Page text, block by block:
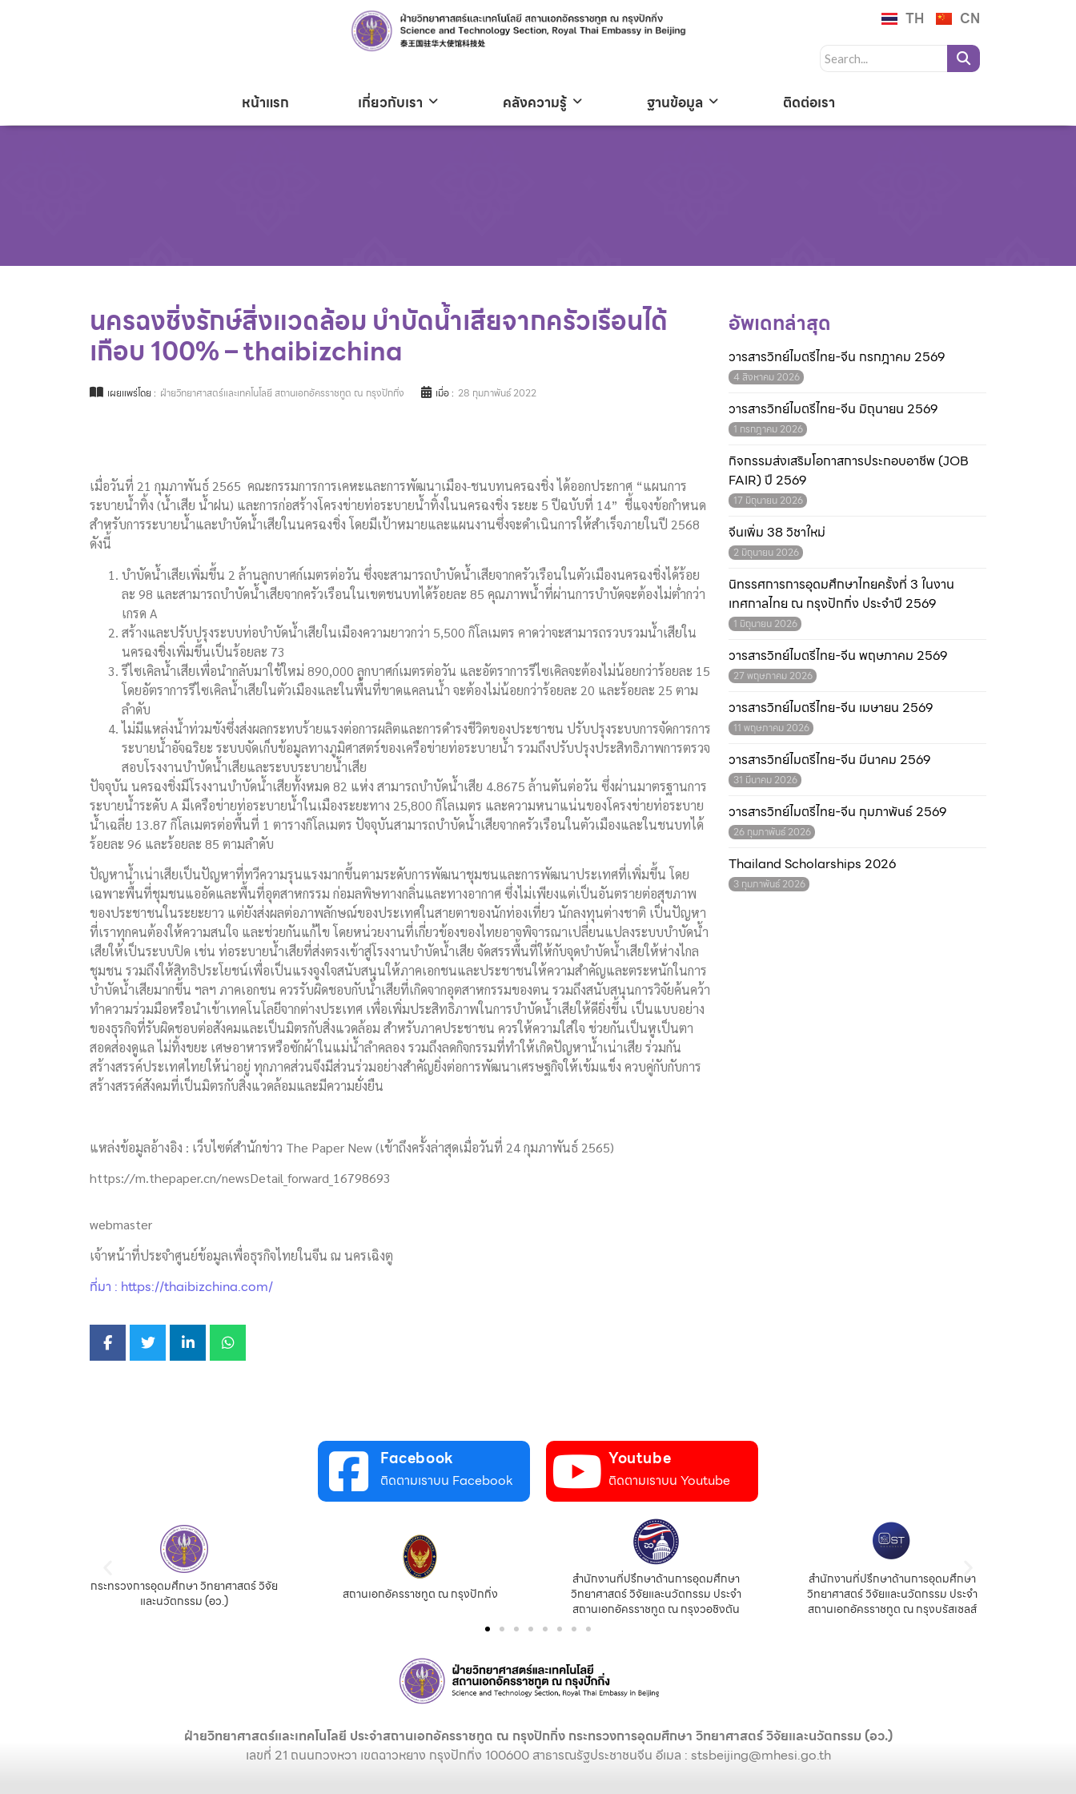
TH CN
หน้าแรก เกี่ยวกับเรา คลังความรู้ ฐานข้อมูล ติดต่อเรา
นครฉงชิ่งรักษ์สิ่งแวดล้อม บำบัดน้ำเสียจากครัวเรือนได้
เกือบ 100% – thaibizchina
เผยแพร่โดย : ฝ่ายวิทยาศาสตร์และเทคโนโลยี สถานเอกอัครราชทูต ณ กรุงปักกิ่ง เมื่อ : 28 กุมภาพันธ์ 2022
เมื่อวันที่ 21 กุมภาพันธ์ 2565 คณะกรรมการการเคหะและการพัฒนาเมือง-ชนบทนครฉงชิ่ง ได้ออกประกาศ “แผนการ
ระบายน้ำทิ้ง (น้ำเสีย น้ำฝน) และการก่อสร้างโครงข่ายท่อระบายน้ำทิ้งในนครฉงชิ่ง ระยะ 5 ปีฉบับที่ 14” ชี้แจงข้อกำหนด
สำหรับการระบายน้ำและบำบัดน้ำเสียในนครฉงชิ่ง โดยมีเป้าหมายและแผนงานซึ่งจะดำเนินการให้สำเร็จภายในปี 2568
ดังนี้
บำบัดน้ำเสียเพิ่มขึ้น 2 ล้านลูกบาศก์เมตรต่อวัน ซึ่งจะสามารถบำบัดน้ำเสียจากครัวเรือนในตัวเมืองนครฉงชิ่งได้ร้อย
ละ 98 และสามารถบำบัดน้ำเสียจากครัวเรือนในเขตชนบทได้ร้อยละ 85 คุณภาพน้ำที่ผ่านการบำบัดจะต้องไม่ต่ำกว่า
เกรด A
สร้างและปรับปรุงระบบท่อบำบัดน้ำเสียในเมืองความยาวกว่า 5,500 กิโลเมตร คาดว่าจะสามารถรวบรวมน้ำเสียใน
นครฉงชิ่งเพิ่มขึ้นเป็นร้อยละ 73
รีไซเคิลน้ำเสียเพื่อนำกลับมาใช้ใหม่ 890,000 ลูกบาศก์เมตรต่อวัน และอัตราการรีไซเคิลจะต้องไม่น้อยกว่าร้อยละ 15
โดยอัตราการรีไซเคิลน้ำเสียในตัวเมืองและในพื้นที่ขาดแคลนน้ำ จะต้องไม่น้อยกว่าร้อยละ 20 และร้อยละ 25 ตาม
ลำดับ
ไม่มีแหล่งน้ำท่วมขังซึ่งส่งผลกระทบร้ายแรงต่อการผลิตและการดำรงชีวิตของประชาชน ปรับปรุงระบบการจัดการการ
ระบายน้ำอัจฉริยะ ระบบจัดเก็บข้อมูลทางภูมิศาสตร์ของเครือข่ายท่อระบายน้ำ รวมถึงปรับปรุงประสิทธิภาพการตรวจ
สอบโรงงานบำบัดน้ำเสียและระบบระบายน้ำเสีย
ปัจจุบัน นครฉงชิ่งมีโรงงานบำบัดน้ำเสียทั้งหมด 82 แห่ง สามารถบำบัดน้ำเสีย 4.8675 ล้านตันต่อวัน ซึ่งผ่านมาตรฐานการ
ระบายน้ำระดับ A มีเครือข่ายท่อระบายน้ำในเมืองระยะทาง 25,800 กิโลเมตร และความหนาแน่นของโครงข่ายท่อระบาย
น้ำเฉลี่ย 13.87 กิโลเมตรต่อพื้นที่ 1 ตารางกิโลเมตร ปัจจุบันสามารถบำบัดน้ำเสียจากครัวเรือนในตัวเมืองและในชนบทได้
ร้อยละ 96 และร้อยละ 85 ตามลำดับ
ปัญหาน้ำเน่าเสียเป็นปัญหาที่ทวีความรุนแรงมากขึ้นตามระดับการพัฒนาชุมชนและการพัฒนาประเทศที่เพิ่มขึ้น โดย
เฉพาะพื้นที่ชุมชนแออัดและพื้นที่อุตสาหกรรม ก่อมลพิษทางกลิ่นและทางอากาศ ซึ่งไม่เพียงแต่เป็นอันตรายต่อสุขภาพ
ของประชาชนในระยะยาว แต่ยังส่งผลต่อภาพลักษณ์ของประเทศในสายตาของนักท่องเที่ยว นักลงทุนต่างชาติ เป็นปัญหา
ที่เราทุกคนต้องให้ความสนใจ และช่วยกันแก้ไข โดยหน่วยงานที่เกี่ยวข้องของไทยอาจพิจารณาเปลี่ยนแปลงระบบบำบัดน้ำ
เสียให้เป็นระบบปิด เช่น ท่อระบายน้ำเสียที่ส่งตรงเข้าสู่โรงงานบำบัดน้ำเสีย จัดสรรพื้นที่ให้กับจุดบำบัดน้ำเสียให้ห่างไกล
ชุมชน รวมถึงให้สิทธิประโยชน์เพื่อเป็นแรงจูงใจสนับสนุนให้ภาคเอกชนและประชาชนให้ความสำคัญและตระหนักในการ
บำบัดน้ำเสียมากขึ้น ฯลฯ ภาคเอกชน ควรรับผิดชอบกับน้ำเสียที่เกิดจากอุตสาหกรรมของตน รวมถึงสนับสนุนการวิจัยค้นคว้า
ทำความร่วมมือหรือนำเข้าเทคโนโลยีจากต่างประเทศ เพื่อเพิ่มประสิทธิภาพในการบำบัดน้ำเสียให้ดียิ่งขึ้น เป็นแบบอย่าง
ของธุรกิจที่รับผิดชอบต่อสังคมและเป็นมิตรกับสิ่งแวดล้อม สำหรับภาคประชาชน ควรให้ความใส่ใจ ช่วยกันเป็นหูเป็นตา
สอดส่องดูแล ไม่ทิ้งขยะ เศษอาหารหรือซักผ้าในแม่น้ำลำคลอง รวมถึงลดกิจกรรมที่ทำให้เกิดปัญหาน้ำเน่าเสีย ร่วมกัน
สร้างสรรค์ประเทศไทยให้น่าอยู่ ทุกภาคส่วนจึงมีส่วนร่วมอย่างสำคัญยิ่งต่อการพัฒนาเศรษฐกิจให้เข้มแข็ง ควบคู่กับกับการ
สร้างสรรค์สังคมที่เป็นมิตรกับสิ่งแวดล้อมและมีความยั่งยืน
แหล่งข้อมูลอ้างอิง : เว็บไซต์สำนักข่าว The Paper New (เข้าถึงครั้งล่าสุดเมื่อวันที่ 24 กุมภาพันธ์ 2565)
https://m.thepaper.cn/newsDetail_forward_16798693
webmaster
เจ้าหน้าที่ประจำศูนย์ข้อมูลเพื่อธุรกิจไทยในจีน ณ นครเฉิงตู
ที่มา : https://thaibizchina.com/
อัพเดทล่าสุด
วารสารวิทย์ไมตรีไทย-จีน กรกฎาคม 2569
4 สิงหาคม 2026
วารสารวิทย์ไมตรีไทย-จีน มิถุนายน 2569
1 กรกฎาคม 2026
กิจกรรมส่งเสริมโอกาสการประกอบอาชีพ (JOB
FAIR) ปี 2569
17 มิถุนายน 2026
จีนเพิ่ม 38 วิชาใหม่
2 มิถุนายน 2026
นิทรรศการการอุดมศึกษาไทยครั้งที่ 3 ในงาน
เทศกาลไทย ณ กรุงปักกิ่ง ประจำปี 2569
1 มิถุนายน 2026
วารสารวิทย์ไมตรีไทย-จีน พฤษภาคม 2569
27 พฤษภาคม 2026
วารสารวิทย์ไมตรีไทย-จีน เมษายน 2569
11 พฤษภาคม 2026
วารสารวิทย์ไมตรีไทย-จีน มีนาคม 2569
31 มีนาคม 2026
วารสารวิทย์ไมตรีไทย-จีน กุมภาพันธ์ 2569
26 กุมภาพันธ์ 2026
Thailand Scholarships 2026
3 กุมภาพันธ์ 2026
Facebook
ติดตามเราบน Facebook
Youtube
ติดตามเราบน Youtube
กระทรวงการอุดมศึกษา วิทยาศาสตร์ วิจัย
และนวัตกรรม (อว.)
สถานเอกอัครราชทูต ณ กรุงปักกิ่ง
สำนักงานที่ปรึกษาด้านการอุดมศึกษา
วิทยาศาสตร์ วิจัยและนวัตกรรม ประจำ
สถานเอกอัครราชทูต ณ กรุงวอชิงตัน
สำนักงานที่ปรึกษาด้านการอุดมศึกษา
วิทยาศาสตร์ วิจัยและนวัตกรรม ประจำ
สถานเอกอัครราชทูต ณ กรุงบรัสเซลส์
ฝ่ายวิทยาศาสตร์และเทคโนโลยี ประจำสถานเอกอัครราชทูต ณ กรุงปักกิ่ง กระทรวงการอุดมศึกษา วิทยาศาสตร์ วิจัยและนวัตกรรม (อว.)
เลขที่ 21 ถนนกวงหวา เขตฉาวหยาง กรุงปักกิ่ง 100600 สาธารณรัฐประชาชนจีน อีเมล : stsbeijing@mhesi.go.th